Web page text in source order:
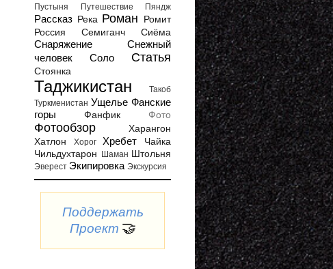
Пустыня Путешествие Пяндж
Рассказ Река Роман
Ромит
Россия
Семиганч Сиёма
Снаряжение
Снежный
человек
Соло Статья
Стоянка
Таджикистан
Такоб
Туркменистан Ущелье Фанские
горы
Фанфик Фото
Фотообзор
Харангон
Хатлон
Хорог Хребет
Чайка
Чильдухтарон
Шаман Штольня
Эверест Экипировка Экскурсия
Поддержать
Проект 🤝